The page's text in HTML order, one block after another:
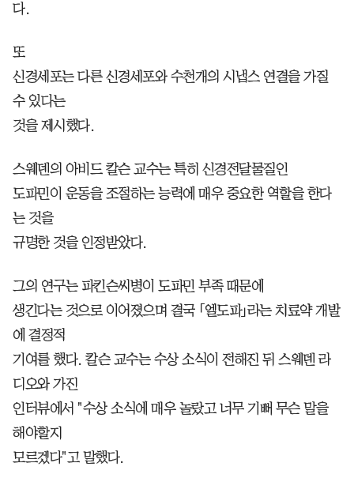
다.
또
신경세포는 다른 신경세포와 수천개의 시냅스 연결을 가질
수 있다는
것을 제시했다.
스웨덴의 아비드 칼슨 교수는 특히 신경전달물질인
도파민이 운동을 조절하는 능력에 매우 중요한 역할을 한다
는 것을
규명한 것을 인정받았다.
그의 연구는 파킨슨씨병이 도파민 부족 때문에
생긴다는 것으로 이어졌으며 결국 「엘도파」라는 치료약 개발
에 결정적
기여를 했다. 칼슨 교수는 수상 소식이 전해진 뒤 스웨덴 라
디오와 가진
인터뷰에서 "수상 소식에 매우 놀랐고 너무 기뻐 무슨 말을
해야할지
모르겠다"고 말했다.